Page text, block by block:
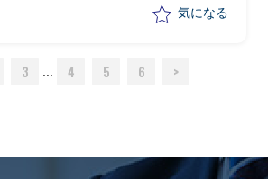
気になる
3 ... 4 5 6 >